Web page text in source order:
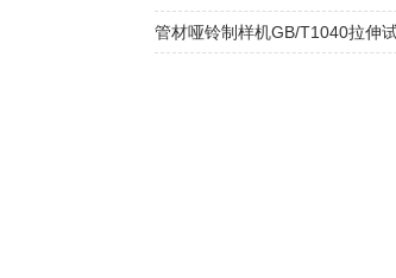
管材哑铃制样机GB/T1040拉伸